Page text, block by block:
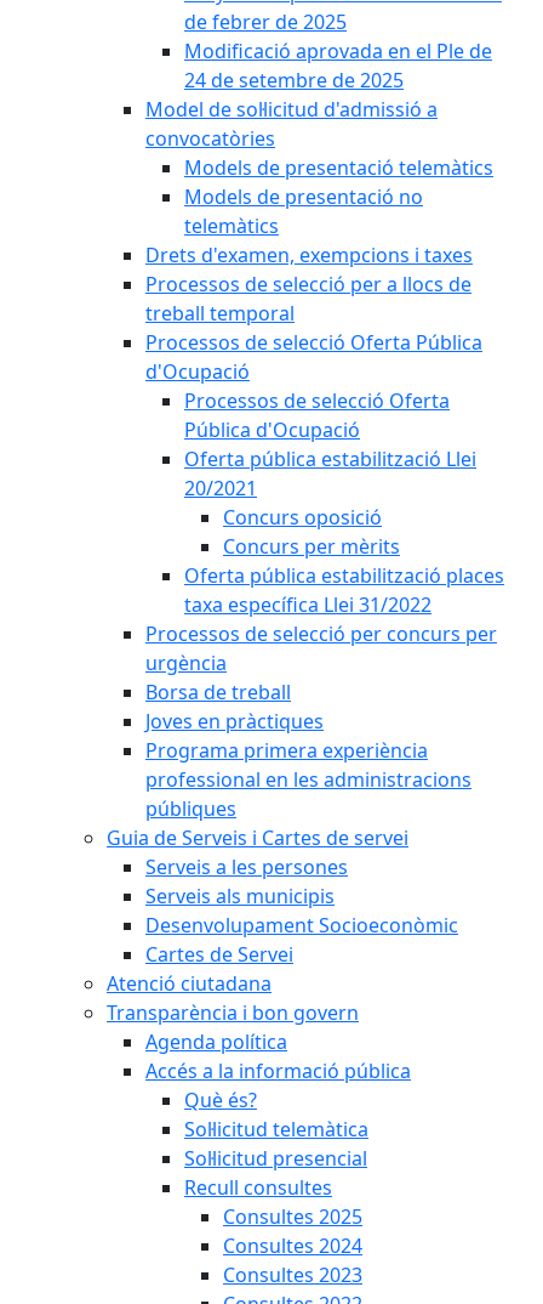
de febrer de 2025
Modificació aprovada en el Ple de
24 de setembre de 2025
Model de sol·licitud d'admissió a
convocatòries
Models de presentació telemàtics
Models de presentació no
telemàtics
Drets d'examen, exempcions i taxes
Processos de selecció per a llocs de
treball temporal
Processos de selecció Oferta Pública
d'Ocupació
Processos de selecció Oferta
Pública d'Ocupació
Oferta pública estabilització Llei
20/2021
Concurs oposició
Concurs per mèrits
Oferta pública estabilització places
taxa específica Llei 31/2022
Processos de selecció per concurs per
urgència
Borsa de treball
Joves en pràctiques
Programa primera experiència
professional en les administracions
públiques
Guia de Serveis i Cartes de servei
Serveis a les persones
Serveis als municipis
Desenvolupament Socioeconòmic
Cartes de Servei
Atenció ciutadana
Transparència i bon govern
Agenda política
Accés a la informació pública
Què és?
Sol·licitud telemàtica
Sol·licitud presencial
Recull consultes
Consultes 2025
Consultes 2024
Consultes 2023